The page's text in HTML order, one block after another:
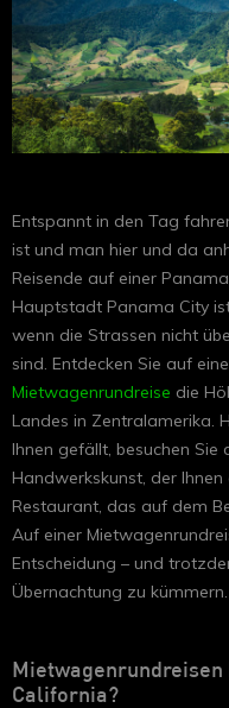
Entspannt in den Tag
ist und man hier und da
Reisende auf einer
Hauptstadt Panama City
wenn die Strassen nicht
sind. Entdecken Sie auf
Mietwagenrundreise die
Landes in Zentralamerika.
Ihnen gefällt, besuchen Sie
Handwerkskunst, der
Restaurant, das auf dem
Auf einer
Entscheidung – und
Übernachtung zu
Mietwagenrundreisen
California?